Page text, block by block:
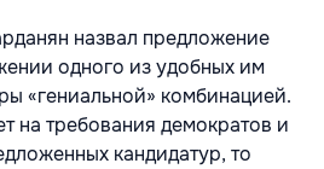
назвал предложение
одного из удобных им
«гениальной» комбинацией.
на требования демократов и
кандидатур, то